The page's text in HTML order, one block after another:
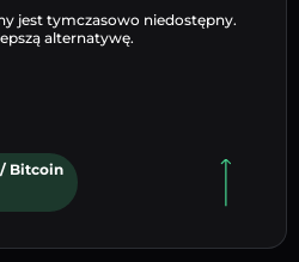
jest tymczasowo niedostępny.
alternatywę.
Bitcoin